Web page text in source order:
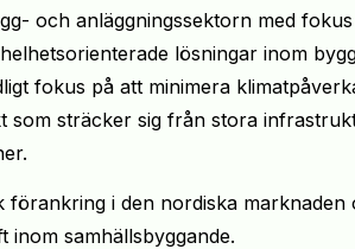
och anläggningssektorn med
lösningar inom
fokus på att minimera
som sträcker sig från stora
i den nordiska marknaden
samhällsbyggande.